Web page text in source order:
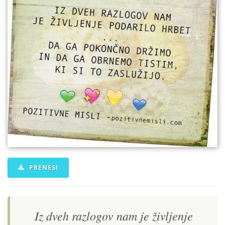
PRENESI
Iz dveh razlogov nam je življenje